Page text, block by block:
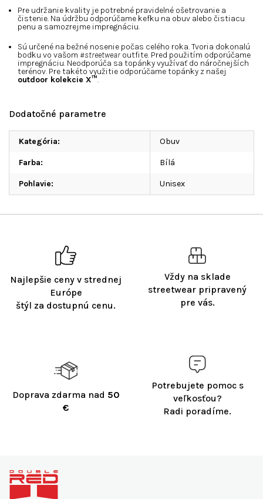
Najlepšie ceny v strednej
Európe
štýl za dostupnú cenu.
Vždy na sklade
streetwear pripravený
pre vás.
Doprava zdarma nad 50
€
Potrebujete pomoc s
veľkosťou?
Radi poradíme.
Pre udržanie kvality je potrebné pravidelné ošetrovanie a
čistenie. Na údržbu odporúčame kefku na obuv alebo čistiacu
penu a samozrejme impregnáciu.
Sú určené na bežné nosenie počas celého roka. Tvoria dokonalú
bodku vo vašom #streetwear outfite. Pred použitím odporúčame
impregnáciu. Neodporúča sa topánky využívať do náročnejších
terénov. Pre takéto využitie odporúčame topánky z našej
outdoor kolekcie X™.
Dodatočné parametre
Kategória: Obuv
Farba: Bílá
Pohlavie: Unisex